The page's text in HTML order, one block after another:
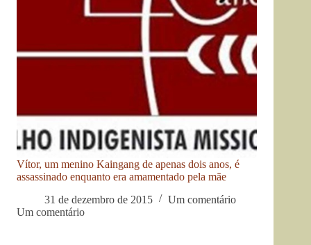
Vítor, um menino Kaingang de apenas dois anos, é
assassinado enquanto era amamentado pela mãe
31 de dezembro de 2015
Um comentário
Um comentário